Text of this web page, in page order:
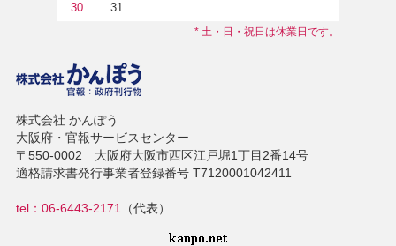
30 31
* 土・日・祝日は休業日です。
株式会社 かんぽう
大阪府・官報サービスセンター
〒550-0002 大阪府大阪市西区江戸堀1丁目2番14号
適格請求書発行事業者登録番号 T7120001042411
tel：06-6443-2171（代表）